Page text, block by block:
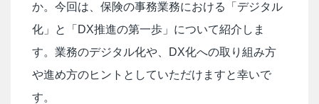
か。今回は、保険の事務業務における「デジタル
化」と「DX推進の第一歩」について紹介しま
す。業務のデジタル化や、DX化への取り組み方
や進め方のヒントとしていただけますと幸いで
す。